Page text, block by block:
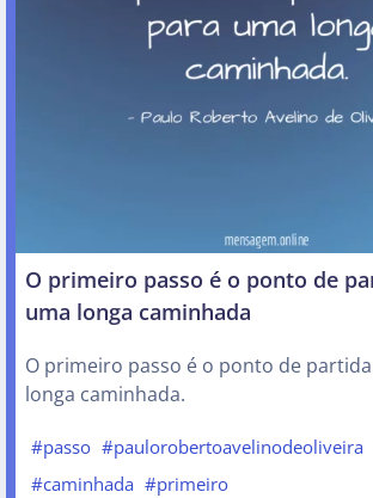
O primeiro passo é o ponto de
uma longa caminhada
O primeiro passo é o ponto de
longa caminhada.
#passo #paulorobertoavelinodeoliveira
#caminhada #primeiro